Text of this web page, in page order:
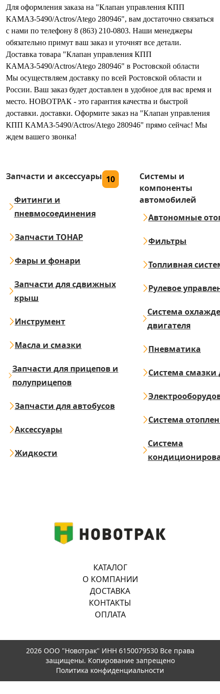
Для оформления заказа на "Клапан управления КПП
КАМАЗ-5490/Actros/Atego 280946", вам достаточно связаться
с нами по телефону 8 (863) 210-0803. Наши менеджеры
обязательно примут ваш заказ и уточнят все детали.
Доставка товара "Клапан управления КПП
КАМАЗ-5490/Actros/Atego 280946" в Ростовской области
Мы осуществляем доставку по всей Ростовской области и
России. Ваш заказ будет доставлен в удобное для вас время и
место. НОВОТРАК - это гарантия качества и быстрой
доставки. доставки. Оформите заказ на "Клапан управления
КПП КАМАЗ-5490/Actros/Atego 280946" прямо сейчас! Мы
ждем вашего звонка!
Запчасти и аксессуары 10
Фитинги и
пневмосоединения
Запчасти ТОНАР
Фары и фонари
Запчасти для сдвижных
крыш
Инструмент
Масла и смазки
Запчасти для прицепов и
полуприцепов
Запчасти для автобусов
Аксессуары
Жидкости
Системы и
компоненты
автомобилей
Автономные
Фильтры
Топливная
Рулевое
Система
двигателя
Пневматика
Система смазки
Система
Система
КАТАЛОГ
О КОМПАНИИ
ДОСТАВКА
КОНТАКТЫ
ОПЛАТА
2026 ООО "Новотрак" ИНН 6150079530 Все права
защищены. Копирование запрещено
Политика конфиденциальности